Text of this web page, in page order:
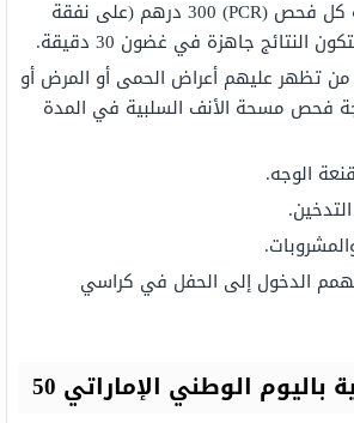
تبلغ تكلفة كل فحص (PCR) 300 درهم (على نفقة
النتائج جاهزة في غضون 30 دقيقة.
تظهر عليهم أعراض الحمى أو المرض أو
فحص مسحة الأنف السلبية في المدة
الوجه.
الدخول إلى الحفل في كراسي
باليوم الوطني الإماراتي 50